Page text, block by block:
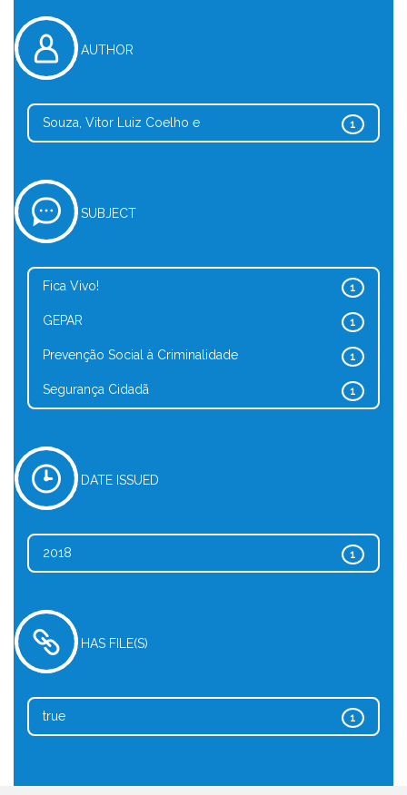
AUTHOR
1
Souza, Vitor Luiz Coelho e
SUBJECT
1
Fica Vivo!
1
GEPAR
1
Prevenção Social à Criminalidade
1
Segurança Cidadã
DATE ISSUED
1
2018
HAS FILE(S)
1
true